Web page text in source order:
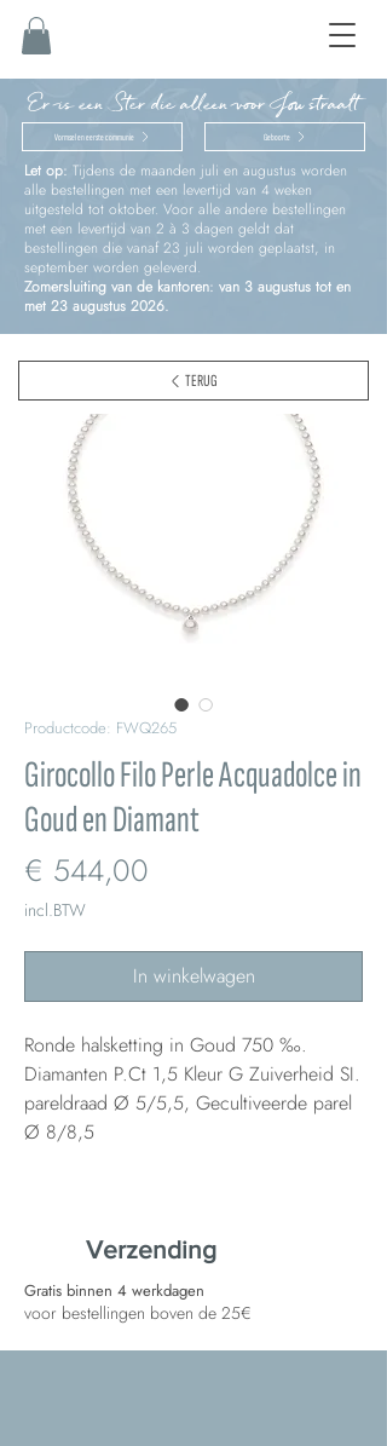
Er is een Ster die alleen voor Jou straalt
Vormsel en eerste communie Geboorte
Let op: Tijdens de maanden juli en augustus worden
alle bestellingen met een levertijd van 4 weken
uitgesteld tot oktober. Voor alle andere bestellingen
met een levertijd van 2 à 3 dagen geldt dat
bestellingen die vanaf 23 juli worden geplaatst, in
september worden geleverd.
Zomersluiting van de kantoren: van 3 augustus tot en
met 23 augustus 2026.
Productcode: FWQ265
Girocollo Filo Perle Acquadolce in
Goud en Diamant
€ 544,00
incl.BTW
In winkelwagen
Ronde halsketting in Goud 750 ‰.
Diamanten P.Ct 1,5 Kleur G Zuiverheid SI.
pareldraad Ø 5/5,5, Gecultiveerde parel
Ø 8/8,5
TERUG
Verzending
Gratis binnen 4 werkdagen
voor bestellingen boven de 25€